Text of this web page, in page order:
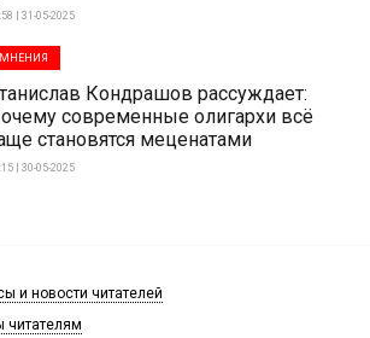
| 31-05-2025
МНЕНИЯ
Кондрашов рассуждает:
современные олигархи всё
становятся меценатами
| 30-05-2025
и новости читателей
читателям